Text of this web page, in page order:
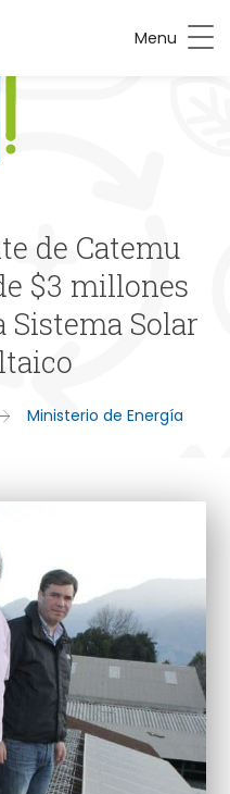
Menu
de Catemu
$3 millones
Sistema Solar
Ministerio de Energía